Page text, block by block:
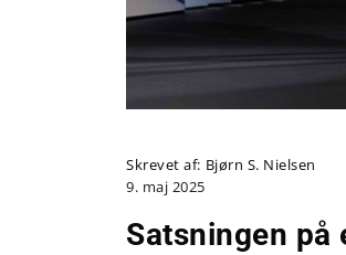
Skrevet af: Bjørn S. Nielsen
9. maj 2025
Satsningen på